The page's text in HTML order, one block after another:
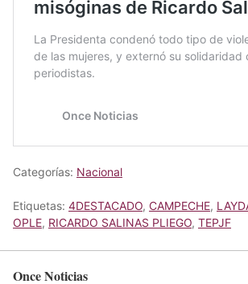
Categorías: Nacional
Etiquetas: 4DESTACADO, CAMPECHE,
OPLE, RICARDO SALINAS PLIEGO, TEPJF
Once Noticias